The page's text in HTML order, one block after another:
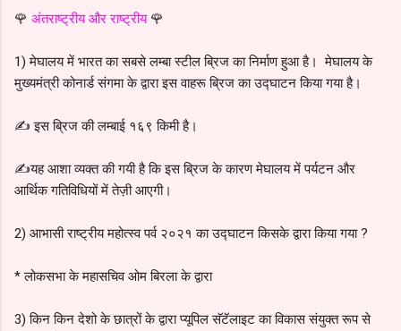
🌹 अंतराष्ट्रीय और राष्ट्रीय 🌹
1) मेघालय में भारत का सबसे लम्बा स्टील ब्रिज का निर्माण हुआ है। मेघालय के
मुख्यमंत्री कोनार्ड संगमा के द्वारा इस वाहरू ब्रिज का उद्घाटन किया गया है।
✍️ इस ब्रिज की लम्बाई १६९ किमी है।
✍️यह आशा व्यक्त की गयी है कि इस ब्रिज के कारण मेघालय में पर्यटन और
आर्थिक गतिविधियों में तेज़ी आएगी।
2) आभासी राष्ट्रीय महोत्स्व पर्व २०२१ का उद्घाटन किसके द्वारा किया गया ?
* लोकसभा के महासचिव ओम बिरला के द्वारा
3) किन किन देशो के छात्रों के द्वारा प्यूपिल सॅटॅलाइट का विकास संयुक्त रूप से